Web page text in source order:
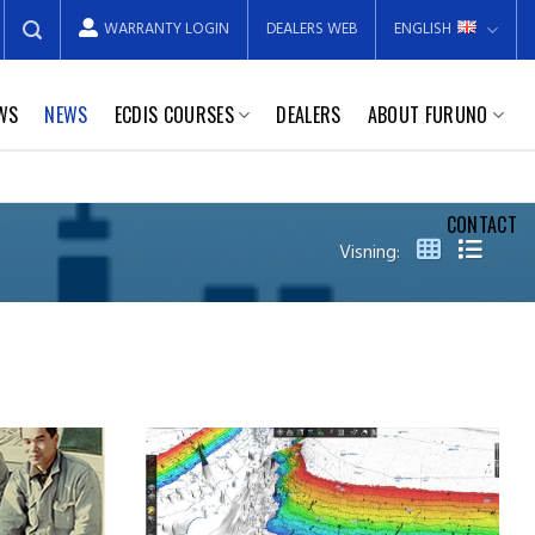
WARRANTY LOGIN DEALERS WEB ENGLISH
NEWS ECDIS COURSES DEALERS ABOUT FURUNO
CONTACT
Visning: